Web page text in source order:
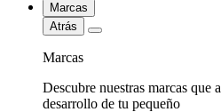
Marcas
Atrás
Marcas
Descubre nuestras marcas que
desarrollo de tu pequeño